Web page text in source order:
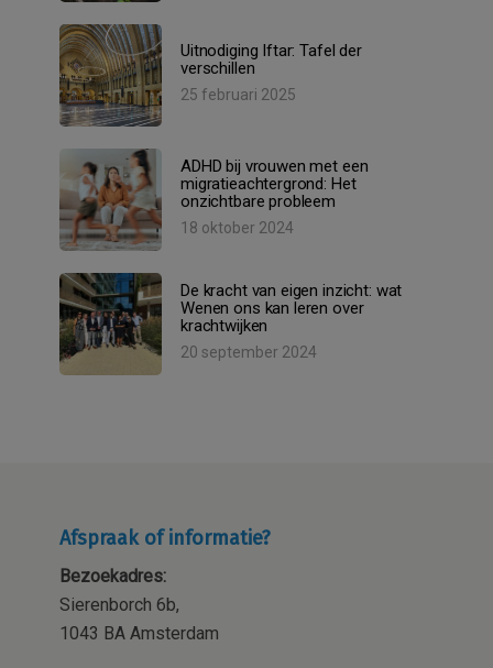
Uitnodiging Iftar: Tafel der
verschillen
25 februari 2025
ADHD bij vrouwen met een
migratieachtergrond: Het
onzichtbare probleem
18 oktober 2024
De kracht van eigen inzicht: wat
Wenen ons kan leren over
krachtwijken
20 september 2024
Afspraak of informatie?
Bezoekadres:
Sierenborch 6b,
1043 BA Amsterdam